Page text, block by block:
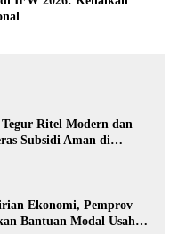
Ritel Modern dan
Subsidi Aman di
Ekonomi, Pemprov
Bantuan Modal Usaha